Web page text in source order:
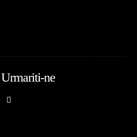
Urmariti-ne